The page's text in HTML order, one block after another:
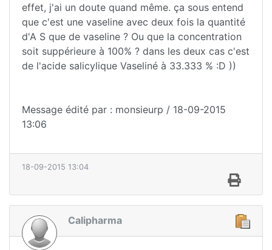
effet, j'ai un doute quand même. ça sous entend
que c'est une vaseline avec deux fois la quantité
d'A S que de vaseline ? Ou que la concentration
soit suppérieure à 100% ? dans les deux cas c'est
de l'acide salicylique Vaseliné à 33.333 % :D ))
Message édité par : monsieurp / 18-09-2015
13:06
18-09-2015 13:04
Calipharma